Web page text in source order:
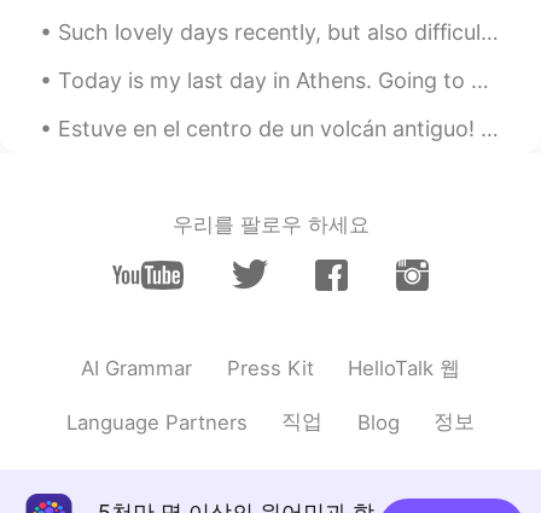
한글패치 2021.01.25 15:21
뻐서 대행이다~
데 너무 놀랐어 ㅋㅋ 아이폰 생각 보다 너무
KR EN JP
솔까 아이폰보다 이뻐
KR EN
Such lovely days recently, but also difficult times ahead. このような素敵な日は最近だけでなく、困難な時代が先にあります。 Times...
Today is my last day in Athens. Going to miss this view. Weirdly, I've seen so many Japanese peo...
Estuve en el centro de un volcán antiguo! Estaba visitando un pueblo se llama Sicuani Perú. Han...
우리를 팔로우 하세요
AI Grammar Press Kit HelloTalk 웹
Language Partners 직업 Blog 정보